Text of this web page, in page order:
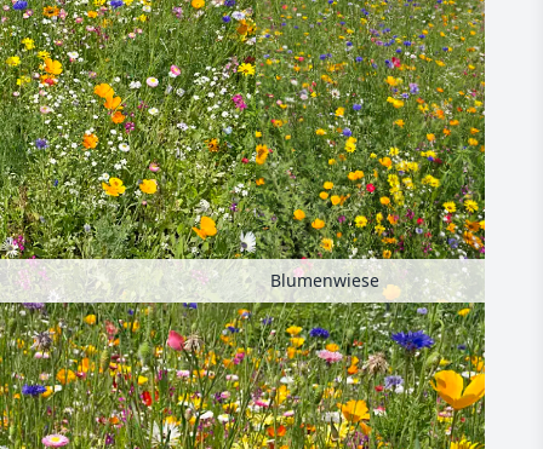
Blumenwiese